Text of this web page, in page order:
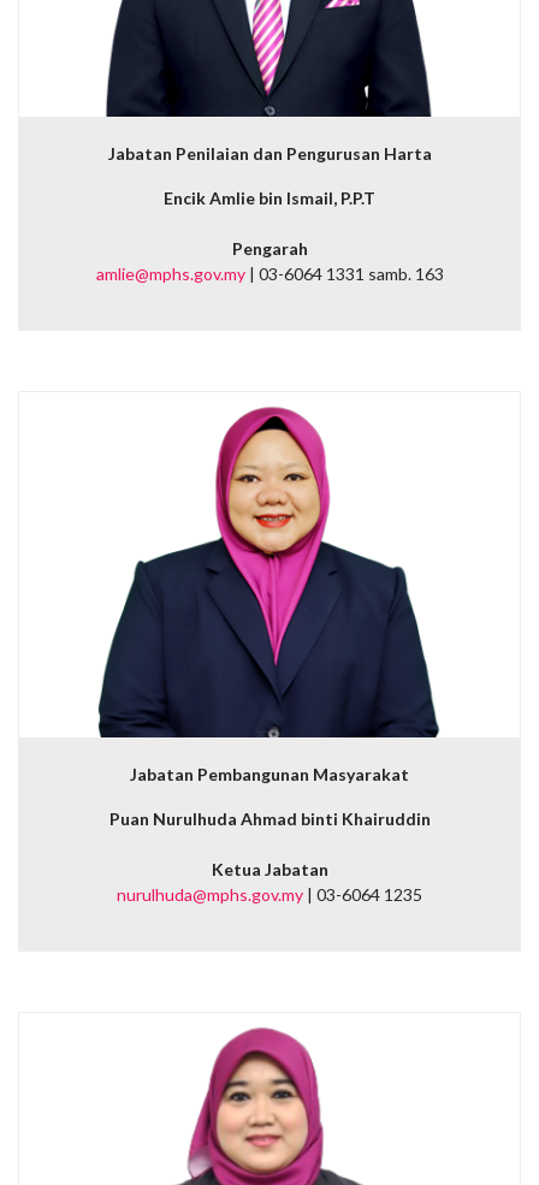
Jabatan Penilaian dan Pengurusan Harta
Encik Amlie bin Ismail, P.P.T
Pengarah
amlie@mphs.gov.my| 03-6064 1331 samb. 163
Jabatan Pembangunan Masyarakat
Puan Nurulhuda Ahmad binti Khairuddin
Ketua Jabatan
nurulhuda@mphs.gov.my | 03-6064 1235